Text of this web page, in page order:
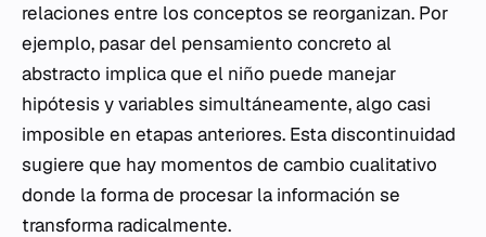
relaciones entre los conceptos se reorganizan. Por
ejemplo, pasar del pensamiento concreto al
abstracto implica que el niño puede manejar
hipótesis y variables simultáneamente, algo casi
imposible en etapas anteriores. Esta discontinuidad
sugiere que hay momentos de cambio cualitativo
donde la forma de procesar la información se
transforma radicalmente.